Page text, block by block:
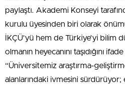
paylaştı. Akademi Konseyi
kurulu üyesinden biri olarak
İKÇÜ’yü hem de Türkiye’yi bilim
olmanın heyecanını taşıdığını
“Üniversitemiz araştırma-
alanlarındaki ivmesini